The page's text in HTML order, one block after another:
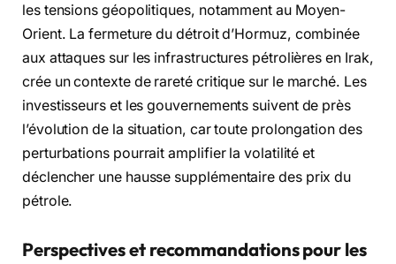
les tensions géopolitiques, notamment au Moyen-
Orient. La fermeture du détroit d’Hormuz, combinée
aux attaques sur les infrastructures pétrolières en Irak,
crée un contexte de rareté critique sur le marché. Les
investisseurs et les gouvernements suivent de près
l’évolution de la situation, car toute prolongation des
perturbations pourrait amplifier la volatilité et
déclencher une hausse supplémentaire des prix du
pétrole.
Perspectives et recommandations pour les